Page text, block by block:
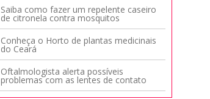
Saiba como fazer um repelente caseiro
de citronela contra mosquitos
Conheça o Horto de plantas medicinais
do Ceará
Oftalmologista alerta possíveis
problemas com as lentes de contato